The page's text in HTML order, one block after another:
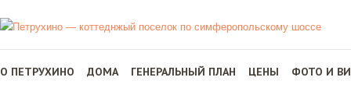
О ПЕТРУХИНО ДОМА ГЕНЕРАЛЬНЫЙ ПЛАН ЦЕНЫ ФОТО И